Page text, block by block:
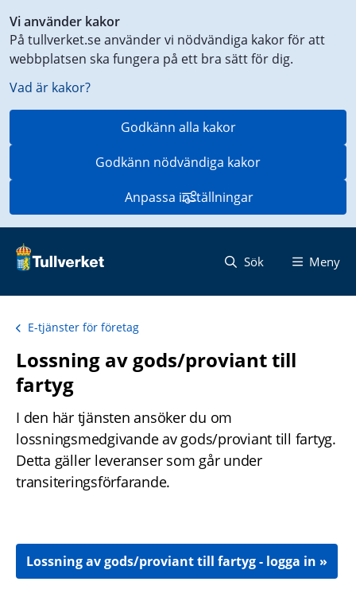
Vi använder kakor
På tullverket.se använder vi nödvändiga kakor för att
webbplatsen ska fungera på ett bra sätt för dig.
Vad är kakor?
Godkänn alla kakor
Godkänn nödvändiga kakor
Anpassa inställningar
till
innehåll
på
aktuell
Sök Meny
E-tjänster för företag
Lossning av gods/proviant till
fartyg
I den här tjänsten ansöker du om
lossningsmedgivande av gods/proviant till fartyg.
Detta gäller leveranser som går under
transiteringsförfarande.
Lossning av gods/proviant till fartyg - logga in